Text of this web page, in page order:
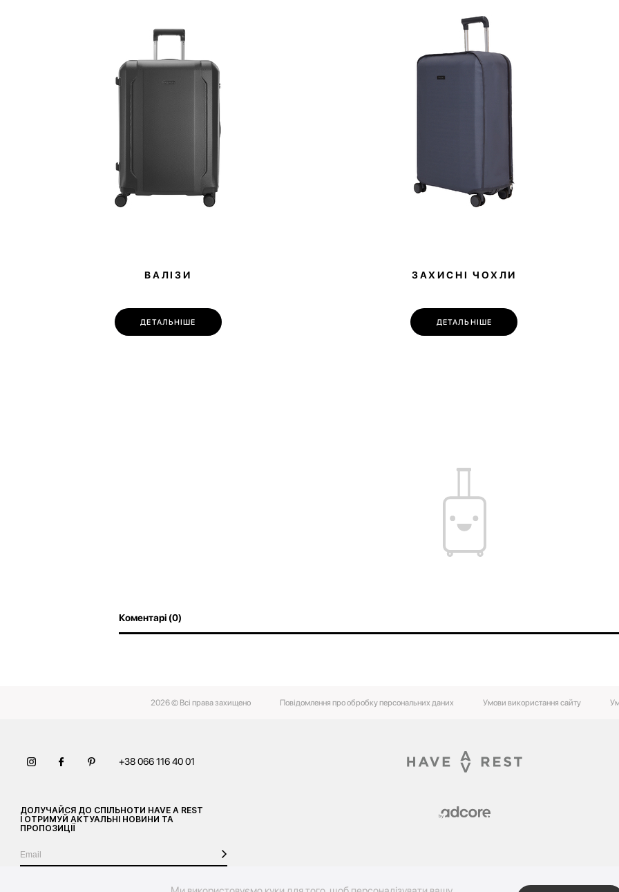
ВАЛІЗИ
ДЕТАЛЬНІШЕ
ЗАХИСНІ ЧОХЛИ
ДЕТАЛЬНІШЕ
Коментарі (0)
2026 © Всі права захищено Повідомлення про обробку персональних даних Умови використання сайту
+38 066 116 40 01
ДОЛУЧАЙСЯ ДО СПІЛЬНОТИ HAVE A REST
І ОТРИМУЙ АКТУАЛЬНІ НОВИНИ ТА
ПРОПОЗИЦІЇ